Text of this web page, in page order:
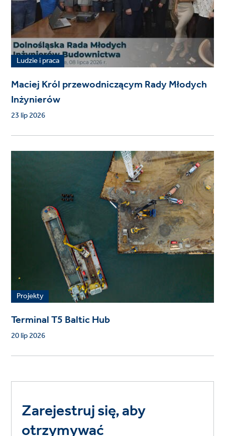
Ludzie i praca
Maciej Król przewodniczącym Rady Młodych
Inżynierów
23 lip 2026
Projekty
Terminal T5 Baltic Hub
20 lip 2026
Zarejestruj się, aby